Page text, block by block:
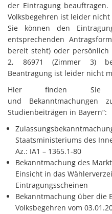
der Eintragung
Volksbegehren ist leider nicht
Sie können den
entsprechenden
bereit steht) oder
2, 86971 (Zimmer 3)
Beantragung ist leider nicht
Hier finden Sie
und Bekanntmachungen
Studienbeiträgen in Bayern“:
Staatsministeriums des
Az.: IA1 – 1365.1-80
Bekanntmachung des
Einsicht in das
Eintragungsscheinen
Bekanntmachung über die
Volksbegehren vom